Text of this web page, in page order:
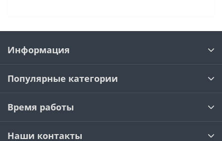
Информация
Популярные категории
Время работы
Наши контакты